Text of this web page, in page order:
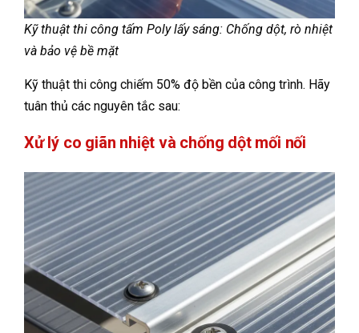
Kỹ thuật thi công tấm Poly lấy sáng: Chống dột, rò nhiệt
và bảo vệ bề mặt
Kỹ thuật thi công chiếm 50% độ bền của công trình. Hãy
tuân thủ các nguyên tắc sau:
Xử lý co giãn nhiệt và chống dột mối nối